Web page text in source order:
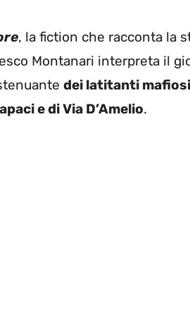
, la fiction che racconta la
Montanari interpreta il
dei latitanti mafiosi
e di Via D’Amelio.